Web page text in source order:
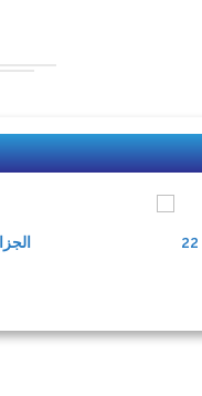
16